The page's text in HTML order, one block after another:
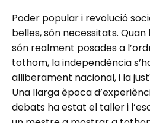
Poder popular i revolució
belles, són necessitats.
són realment posades a
tothom, la independència
alliberament nacional, i la
Una llarga època
debats ha estat el taller i